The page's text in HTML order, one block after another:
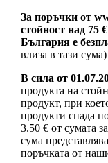
За поръчки от
стойност над 75
България е
влиза в тази сума)
В сила от
продукта на
продукт, при
продукти спада
3.50 € от сумата
сума
поръчката от